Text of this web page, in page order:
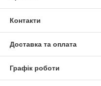
Контакти
Доставка та оплата
Графік роботи